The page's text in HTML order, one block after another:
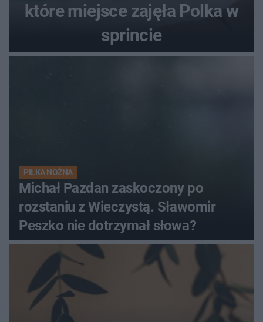
które miejsce zajęła Polka w
sprincie
PIŁKA NOŻNA
Michał Pazdan zaskoczony po
rozstaniu z Wieczystą. Sławomir
Peszko nie dotrzymał słowa?